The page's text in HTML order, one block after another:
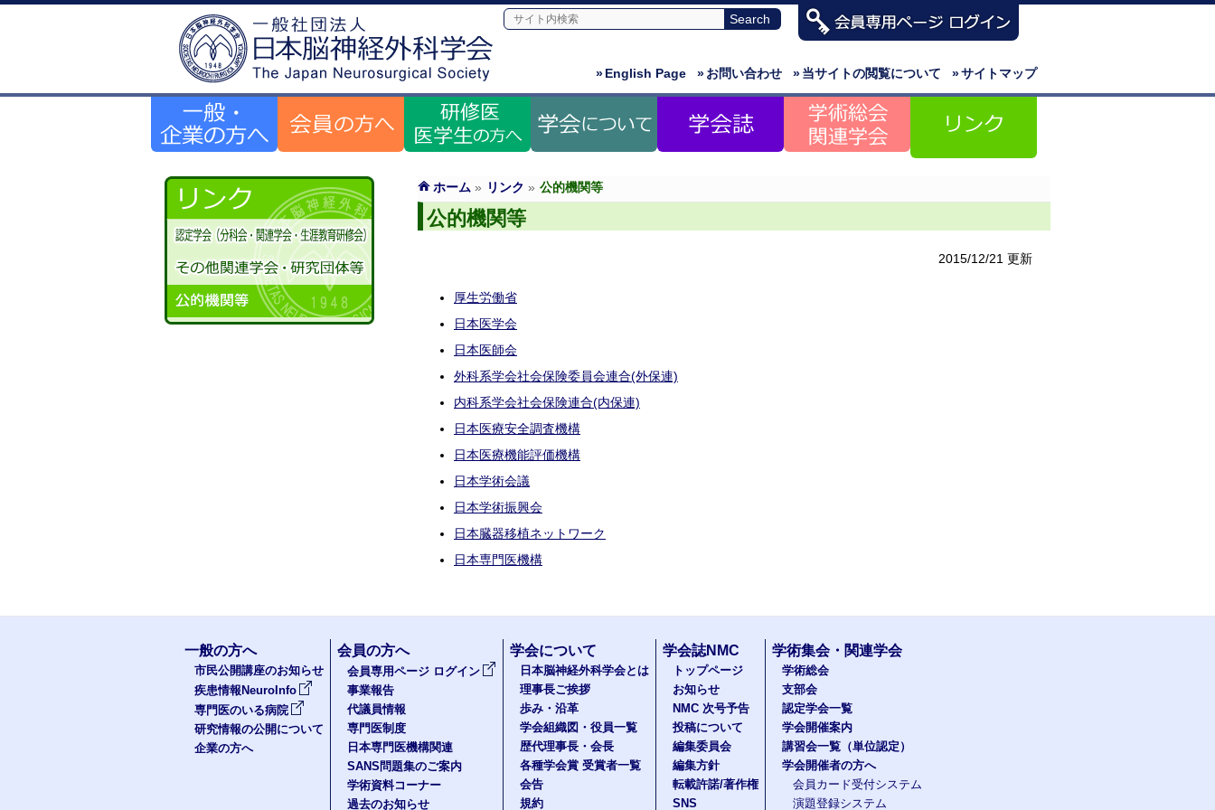
»サイトマップ
»当サイトの閲覧について
»お問い合わせ
»English Page
ホーム » リンク » 公的機関等
公的機関等
2015/12/21 更新
厚生労働省
日本医学会
日本医師会
外科系学会社会保険委員会連合(外保連)
内科系学会社会保険連合(内保連)
日本医療安全調査機構
日本医療機能評価機構
日本学術会議
日本学術振興会
日本臓器移植ネットワーク
日本専門医機構
一般の方へ
市民公開講座のお知らせ
疾患情報NeuroInfo
専門医のいる病院
研究情報の公開について
企業の方へ
会員の方へ
会員専用ページ ログイン
事業報告
代議員情報
専門医制度
日本専門医機構関連
SANS問題集のご案内
学術資料コーナー
過去のお知らせ
学会について
日本脳神経外科学会とは
理事長ご挨拶
歩み・沿革
学会組織図・役員一覧
歴代理事長・会長
各種学会賞 受賞者一覧
会告
規約
学会誌NMC
トップページ
お知らせ
NMC 次号予告
投稿について
編集委員会
編集方針
転載許諾/著作権
SNS
学術集会・関連学会
学術総会
支部会
認定学会一覧
学会開催案内
講習会一覧（単位認定）
学会開催者の方へ
会員カード受付システム
演題登録システム